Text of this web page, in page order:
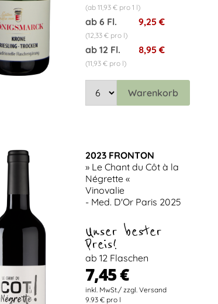
(ab 11,93 € pro 1 l)
ab 6 Fl. 9,25 €
(12,33 € pro l)
ab 12 Fl. 8,95 €
(11,93 € pro l)
Warenkorb
2023 FRONTON
» Le Chant du Côt à la
Négrette «
Vinovalie
- Med. D'Or Paris 2025
Unser bester
Preis!
ab 12 Flaschen
7,45 €
9.93 € pro l